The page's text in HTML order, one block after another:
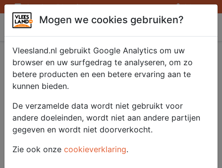
Openingstijden afhaalpunten Inloggen
Vleesland
Kansas City Red
Barbecue Sauce 265
ml.
51779
Mogen we cookies gebruiken?
Vleesland.nl gebruikt Google Analytics om uw
browser en uw surfgedrag te analyseren, om zo
betere producten en een betere ervaring aan te
kunnen bieden.
De verzamelde data wordt niet gebruikt voor
andere doeleinden, wordt niet aan andere partijen
gegeven en wordt niet doorverkocht.
Zie ook onze cookieverklaring.